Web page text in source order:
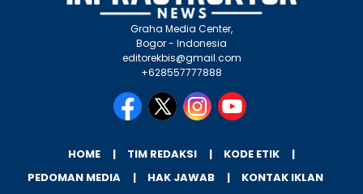
Graha Media Center,
Bogor - Indonesia
editorekbis@gmail.com
+628557777888
HOME TIM REDAKSI
KODE ETIK
PEDOMAN MEDIA
HAK JAWAB KONTAK IKLAN